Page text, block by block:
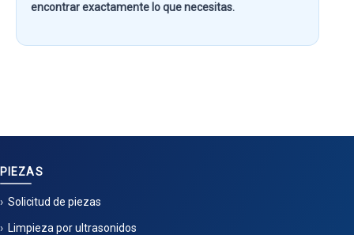
encontrar exactamente lo que necesitas.
PIEZAS
Solicitud de piezas
Limpieza por ultrasonidos